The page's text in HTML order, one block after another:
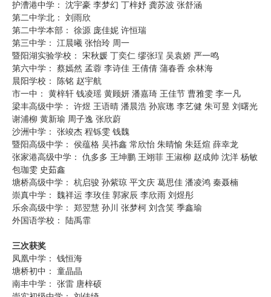
护漕港中学： 沈宇豪 李梦幻 丁梓妤 龚苏波 张舒涵
第二中学北： 刘雨欣
第二中学本部： 徐源 庞佳妮 许恒瑞
第三中学： 江晨曦 张怡玲 周一
暨阳湖实验学校： 宋秋媛 丁奕仁 缪张珵 吴袁娇 严一鸣
第六中学： 蔡嫣然 孟蓉 李诗佳 王倩倩 蒲春香 余林海
晨阳学校： 陈铭 赵宇航
市一中： 黄梓轩 钱凌瑶 黄顾妍 潘嘉琦 王佳节 曹雅雯 李一凡
梁丰高级中学： 许煜 王语晴 潘晨浩 孙宸璁 李艺健 朱可昱 刘曙光
谢浦柳 黄新瑜 周子逸 张欣蔚
沙洲中学： 张竣杰 程铄雯 钱魏
暨阳高级中学： 侯蕴格 吴祎鑫 常欣怡 朱晴愉 朱廷煊 薛幸龙
张家港高级中学： 仇多多 王坤鹏 王翊菲 王淑柳 赵成帅 沈洋 杨敏
包珈雯 史茹鑫
塘桥高级中学： 杭启骏 孙紫琼 平文庆 葛思佳 潘凌鸿 秦聂楠
崇真中学： 魏祥运 李玫佳 郭家辰 李欣雨 刘煜彤
乐余高级中学： 郑翌慧 孙川 张梦柯 刘含笑 季鑫瑜
外国语学校： 陆禹霏
三次获奖
凤凰中学： 钱恒海
塘桥初中： 童晶晶
南丰中学： 张雷 唐梓硕